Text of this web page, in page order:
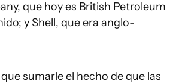
que hoy es British Petroleum
y Shell, que era anglo-
sumarle el hecho de que las